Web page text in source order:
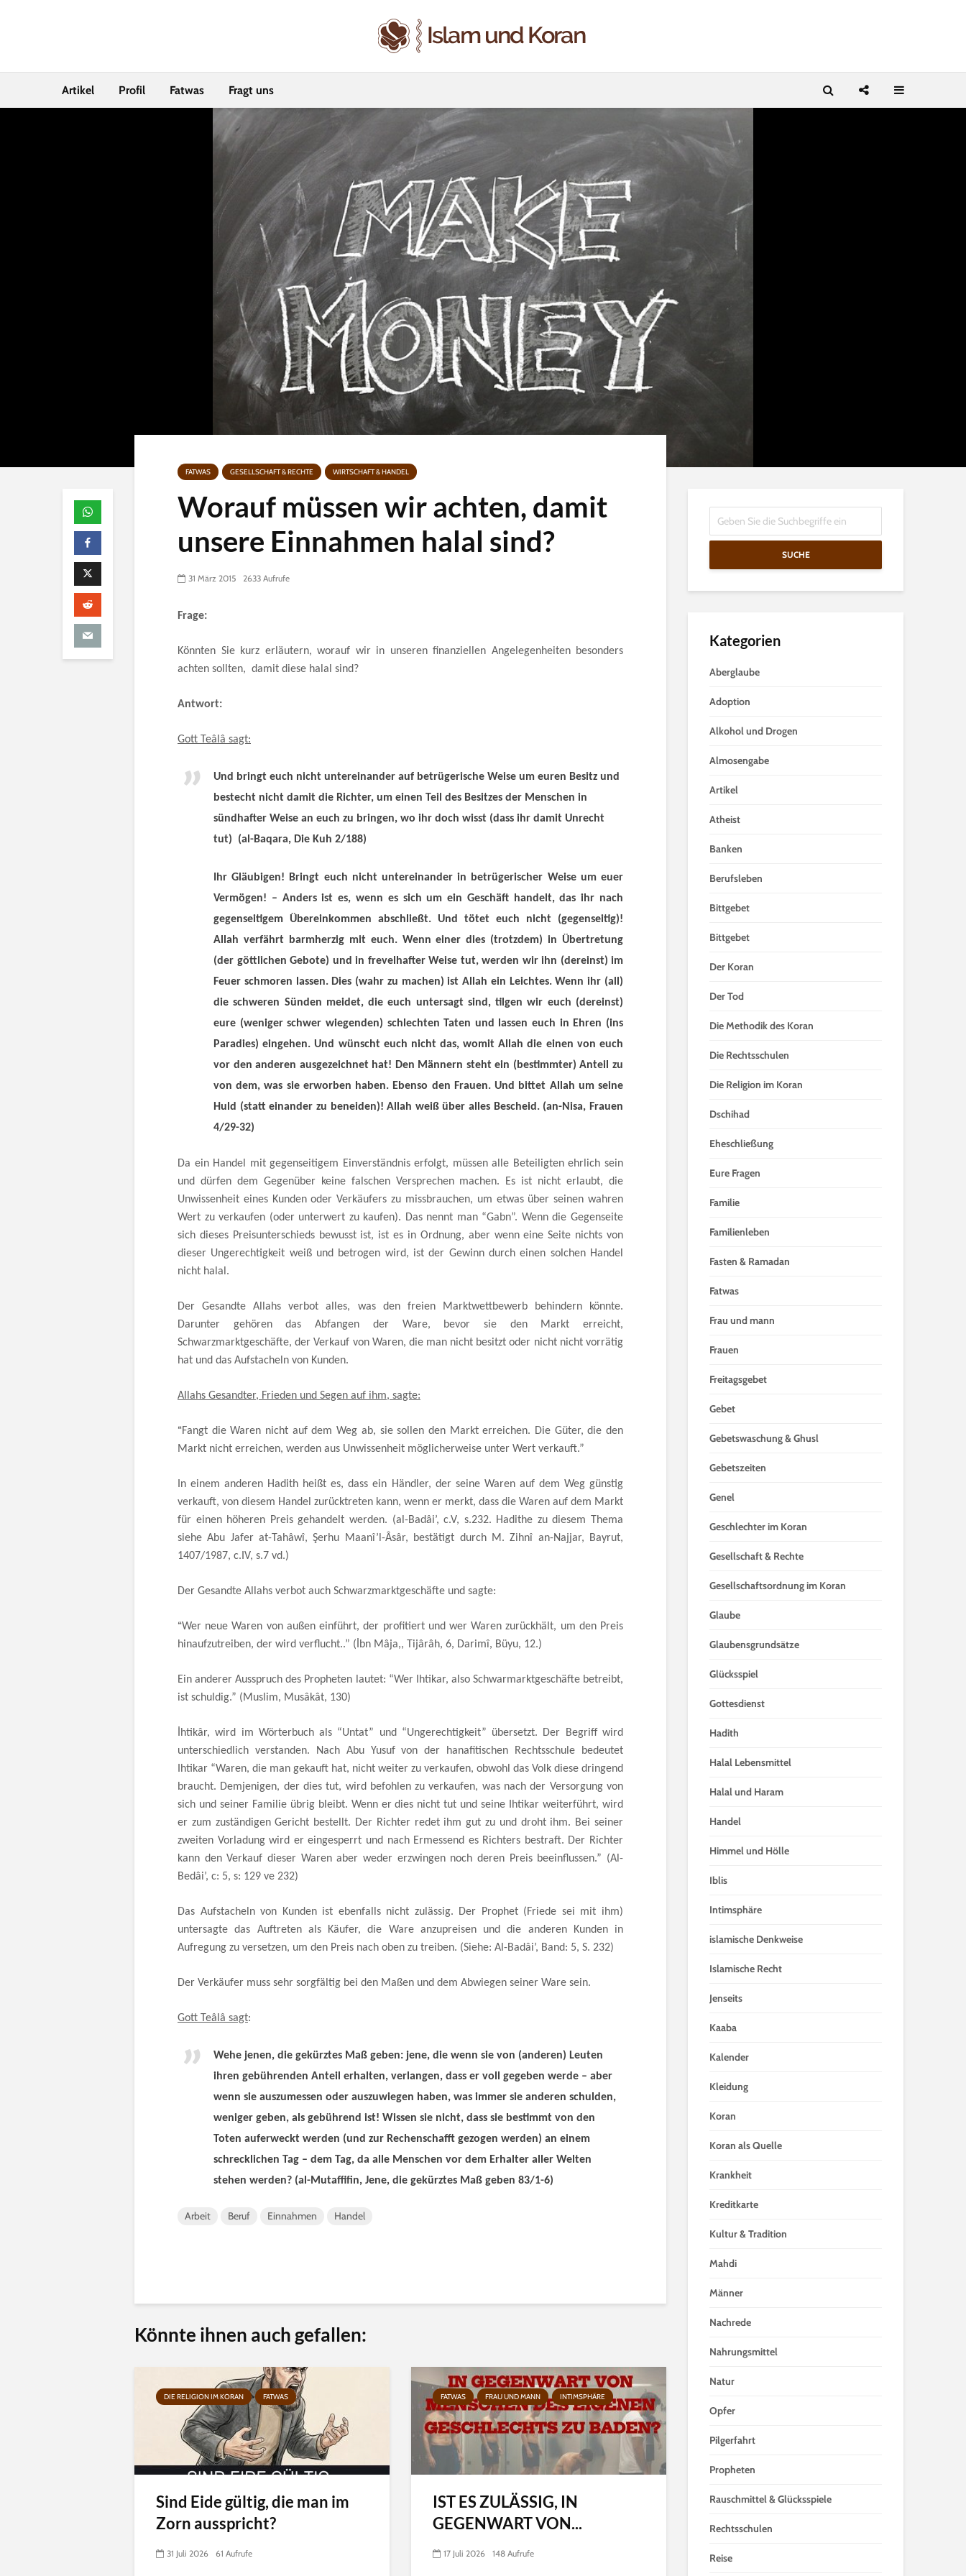
Artikel Profil Fatwas Fragt uns
FATWAS GESELLSCHAFT & RECHTE WIRTSCHAFT & HANDEL
Worauf müssen wir achten, damit
unsere Einnahmen halal sind?
31 März 2015 2633 Aufrufe
Frage:
Könnten Sie kurz erläutern, worauf wir in unseren finanziellen Angelegenheiten besonders
achten sollten, damit diese halal sind?
Antwort:
Gott Teâlâ sagt:
Und bringt euch nicht untereinander auf betrügerische Weise um euren Besitz und
bestecht nicht damit die Richter, um einen Teil des Besitzes der Menschen in
sündhafter Weise an euch zu bringen, wo ihr doch wisst (dass ihr damit Unrecht
tut) (al-Baqara, Die Kuh 2/188)
Ihr Gläubigen! Bringt euch nicht untereinander in betrügerischer Weise um euer
Vermögen! – Anders ist es, wenn es sich um ein Geschäft handelt, das ihr nach
gegenseitigem Übereinkommen abschließt. Und tötet euch nicht (gegenseitig)!
Allah verfährt barmherzig mit euch. Wenn einer dies (trotzdem) in Übertretung
(der göttlichen Gebote) und in frevelhafter Weise tut, werden wir ihn (dereinst) im
Feuer schmoren lassen. Dies (wahr zu machen) ist Allah ein Leichtes. Wenn ihr (all)
die schweren Sünden meidet, die euch untersagt sind, tilgen wir euch (dereinst)
eure (weniger schwer wiegenden) schlechten Taten und lassen euch in Ehren (ins
Paradies) eingehen. Und wünscht euch nicht das, womit Allah die einen von euch
vor den anderen ausgezeichnet hat! Den Männern steht ein (bestimmter) Anteil zu
von dem, was sie erworben haben. Ebenso den Frauen. Und bittet Allah um seine
Huld (statt einander zu beneiden)! Allah weiß über alles Bescheid. (an-Nisa, Frauen
4/29-32)
Da ein Handel mit gegenseitigem Einverständnis erfolgt, müssen alle Beteiligten ehrlich sein
und dürfen dem Gegenüber keine falschen Versprechen machen. Es ist nicht erlaubt, die
Unwissenheit eines Kunden oder Verkäufers zu missbrauchen, um etwas über seinen wahren
Wert zu verkaufen (oder unterwert zu kaufen). Das nennt man “Gabn”. Wenn die Gegenseite
sich dieses Preisunterschieds bewusst ist, ist es in Ordnung, aber wenn eine Seite nichts von
dieser Ungerechtigkeit weiß und betrogen wird, ist der Gewinn durch einen solchen Handel
nicht halal.
Der Gesandte Allahs verbot alles, was den freien Marktwettbewerb behindern könnte.
Darunter gehören das Abfangen der Ware, bevor sie den Markt erreicht,
Schwarzmarktgeschäfte, der Verkauf von Waren, die man nicht besitzt oder nicht nicht vorrätig
hat und das Aufstacheln von Kunden.
Allahs Gesandter, Frieden und Segen auf ihm, sagte:
“Fangt die Waren nicht auf dem Weg ab, sie sollen den Markt erreichen. Die Güter, die den
Markt nicht erreichen, werden aus Unwissenheit möglicherweise unter Wert verkauft.”
In einem anderen Hadith heißt es, dass ein Händler, der seine Waren auf dem Weg günstig
verkauft, von diesem Handel zurücktreten kann, wenn er merkt, dass die Waren auf dem Markt
für einen höheren Preis gehandelt werden. (al-Badâi’, c.V, s.232. Hadithe zu diesem Thema
siehe Abu Jafer at-Tahâwî, Şerhu Maanî’l-Âsâr, bestätigt durch M. Zihnî an-Najjar, Bayrut,
1407/1987, c.IV, s.7 vd.)
Der Gesandte Allahs verbot auch Schwarzmarktgeschäfte und sagte:
“Wer neue Waren von außen einführt, der profitiert und wer Waren zurückhält, um den Preis
hinaufzutreiben, der wird verflucht..” (İbn Mâja,, Tijârâh, 6, Darimî, Büyu, 12.)
Ein anderer Ausspruch des Propheten lautet: “Wer Ihtikar, also Schwarmarktgeschäfte betreibt,
ist schuldig.” (Muslim, Musâkât, 130)
İhtikâr, wird im Wörterbuch als “Untat” und “Ungerechtigkeit” übersetzt. Der Begriff wird
unterschiedlich verstanden. Nach Abu Yusuf von der hanafitischen Rechtsschule bedeutet
Ihtikar “Waren, die man gekauft hat, nicht weiter zu verkaufen, obwohl das Volk diese dringend
braucht. Demjenigen, der dies tut, wird befohlen zu verkaufen, was nach der Versorgung von
sich und seiner Familie übrig bleibt. Wenn er dies nicht tut und seine Ihtikar weiterführt, wird
er zum zuständigen Gericht bestellt. Der Richter redet ihm gut zu und droht ihm. Bei seiner
zweiten Vorladung wird er eingesperrt und nach Ermessend es Richters bestraft. Der Richter
kann den Verkauf dieser Waren aber weder erzwingen noch deren Preis beeinflussen.” (Al-
Bedâi’, c: 5, s: 129 ve 232)
Das Aufstacheln von Kunden ist ebenfalls nicht zulässig. Der Prophet (Friede sei mit ihm)
untersagte das Auftreten als Käufer, die Ware anzupreisen und die anderen Kunden in
Aufregung zu versetzen, um den Preis nach oben zu treiben. (Siehe: Al-Badâi’, Band: 5, S. 232)
Der Verkäufer muss sehr sorgfältig bei den Maßen und dem Abwiegen seiner Ware sein.
Gott Teâlâ sagt:
Wehe jenen, die gekürztes Maß geben: jene, die wenn sie von (anderen) Leuten
ihren gebührenden Anteil erhalten, verlangen, dass er voll gegeben werde – aber
wenn sie auszumessen oder auszuwiegen haben, was immer sie anderen schulden,
weniger geben, als gebührend ist! Wissen sie nicht, dass sie bestimmt von den
Toten auferweckt werden (und zur Rechenschafft gezogen werden) an einem
schrecklichen Tag – dem Tag, da alle Menschen vor dem Erhalter aller Welten
stehen werden? (al-Mutaffifin, Jene, die gekürztes Maß geben 83/1-6)
Arbeit Beruf Einnahmen Handel
Könnte ihnen auch gefallen:
DIE RELIGION IM KORAN FATWAS
Sind Eide gültig, die man im
Zorn ausspricht?
31 Juli 2026 61 Aufrufe
FATWAS FRAU UND MANN INTIMSPHÄRE
IST ES ZULÄSSIG, IN
GEGENWART VON...
17 Juli 2026 148 Aufrufe
SUCHE
Kategorien
Aberglaube
Adoption
Alkohol und Drogen
Almosengabe
Artikel
Atheist
Banken
Berufsleben
Bittgebet
Bittgebet
Der Koran
Der Tod
Die Methodik des Koran
Die Rechtsschulen
Die Religion im Koran
Dschihad
Eheschließung
Eure Fragen
Familie
Familienleben
Fasten & Ramadan
Fatwas
Frau und mann
Frauen
Freitagsgebet
Gebet
Gebetswaschung & Ghusl
Gebetszeiten
Genel
Geschlechter im Koran
Gesellschaft & Rechte
Gesellschaftsordnung im Koran
Glaube
Glaubensgrundsätze
Glücksspiel
Gottesdienst
Hadith
Halal Lebensmittel
Halal und Haram
Handel
Himmel und Hölle
Iblis
Intimsphäre
islamische Denkweise
Islamische Recht
Jenseits
Kaaba
Kalender
Kleidung
Koran
Koran als Quelle
Krankheit
Kreditkarte
Kultur & Tradition
Mahdi
Männer
Nachrede
Nahrungsmittel
Natur
Opfer
Pilgerfahrt
Propheten
Rauschmittel & Glücksspiele
Rechtsschulen
Reise